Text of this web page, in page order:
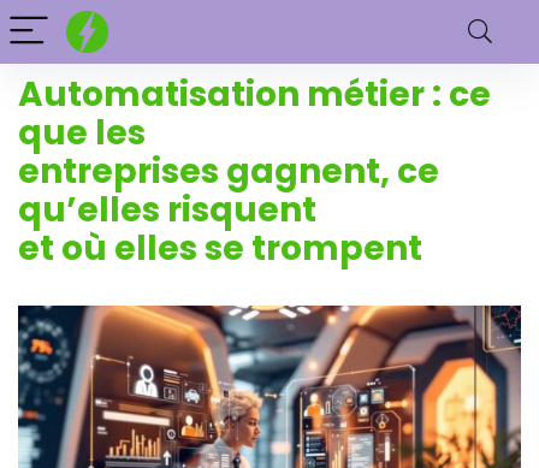
Automatisation métier : ce
que les
entreprises gagnent, ce
qu’elles risquent
et où elles se trompent